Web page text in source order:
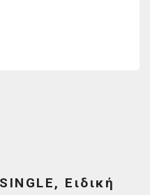
Ειδική